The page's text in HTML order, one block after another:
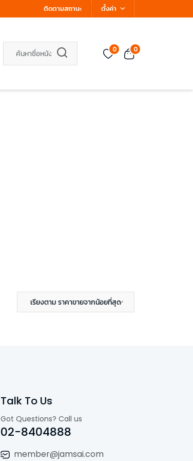
ติดตามสถานะ ตั้งค่า
0 0
เรียงตาม ราคาขายจากน้อยที่สุด
Talk To Us
Got Questions? Call us
02-8404888
member@jamsai.com